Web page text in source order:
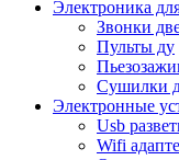
Электроника
Звонки
Пульты ду
Сушилки
Электронные
Usb
Wifi